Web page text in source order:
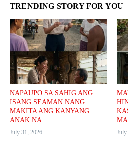
TRENDING STORY FOR YOU
NAPAUPO SA SAHIG ANG
ISANG SEAMAN NANG
MAKITA ANG KANYANG
ANAK NA ...
July 31, 2026 July